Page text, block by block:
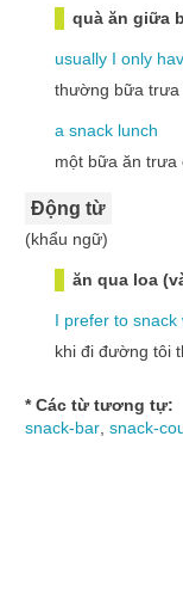
quà ăn giữa
usually I only
thường bữa trưa
a snack lunch
một bữa ăn trưa
Động từ
(khẩu ngữ)
ăn qua loa
I prefer to snack
khi đi đường tôi
* Các từ tương tự:
snack-bar snack-